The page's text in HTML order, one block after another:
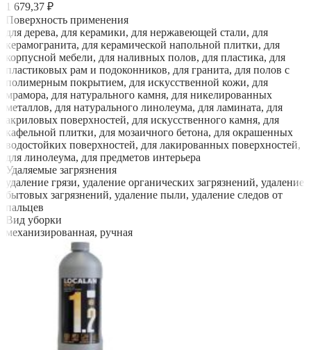
1 679,37 ₽
Поверхность применения
для дерева, для керамики, для нержавеющей стали, для
керамогранита, для керамической напольной плитки, для
корпусной мебели, для наливных полов, для пластика, для
пластиковых рам и подоконников, для гранита, для полов с
полимерным покрытием, для искусственной кожи, для
мрамора, для натурального камня, для никелированных
металлов, для натурального линолеума, для ламината, для
акриловых поверхностей, для искусственного камня, для
кафельной плитки, для мозаичного бетона, для окрашенных
водостойких поверхностей, для лакированных поверхностей,
для линолеума, для предметов интерьера
Удаляемые загрязнения
удаление грязи, удаление органических загрязнений, удаление
бытовых загрязнений, удаление пыли, удаление следов от
пальцев
Вид уборки
механизированная, ручная